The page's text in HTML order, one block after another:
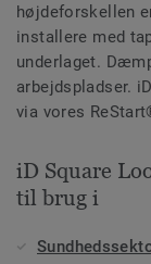
højdeforskellen
installere med
underlaget.
arbejdspladser.
via vores
iD Square
til brug i